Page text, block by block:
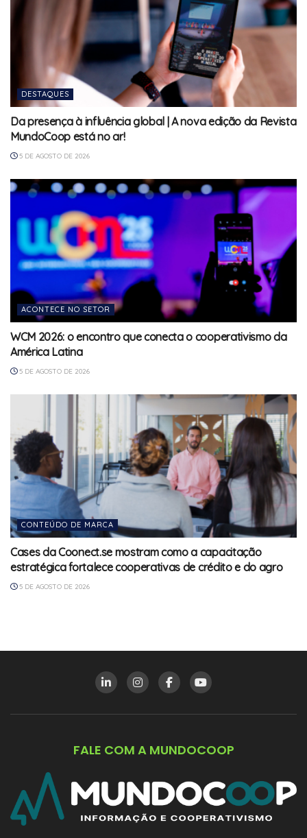
DESTAQUES
Da presença à influência global | A nova edição da Revista
MundoCoop está no ar!
5 DE AGOSTO DE 2026
ACONTECE NO SETOR
WCM 2026: o encontro que conecta o cooperativismo da
América Latina
5 DE AGOSTO DE 2026
CONTEÚDO DE MARCA
Cases da Coonect.se mostram como a capacitação
estratégica fortalece cooperativas de crédito e do agro
5 DE AGOSTO DE 2026
FALE COM A MUNDOCOOP